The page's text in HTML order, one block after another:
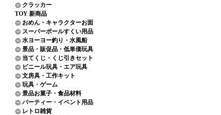
クラッカー
TOY 新商品
おめん・キャラクターお面
スーパーボールすくい用品
水ヨーヨー釣り・水風船
景品・販促品・低単価玩具
当てくじ・くじ引きセット
ビニール玩具・エア玩具
文房具・工作キット
玩具・ゲーム
景品お菓子・食品材料
パーティー・イベント用品
レトロ雑貨